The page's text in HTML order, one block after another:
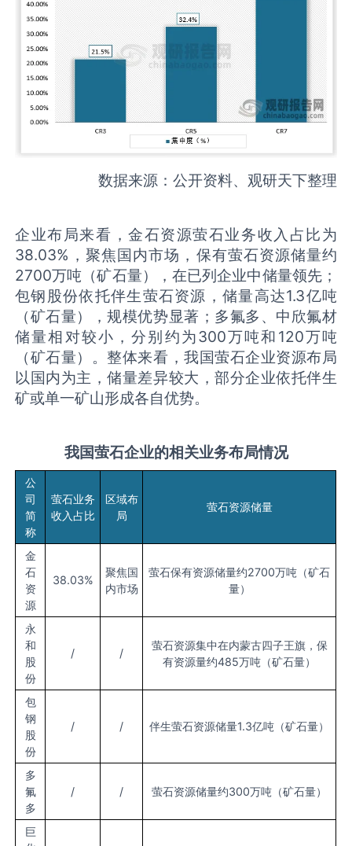
数据来源：公开资料、观研天下整理
企业布局来看，金石资源萤石业务收入占比为
38.03%，聚焦国内市场，保有萤石资源储量约
2700万吨（矿石量），在已列企业中储量领先；
包钢股份依托伴生萤石资源，储量高达1.3亿吨
（矿石量），规模优势显著；多氟多、中欣氟材
储量相对较小，分别约为300万吨和120万吨
（矿石量）。整体来看，我国萤石企业资源布局
以国内为主，储量差异较大，部分企业依托伴生
矿或单一矿山形成各自优势。
我国萤石企业的相关业务布局情况
公
司
简
称
萤石业务
收入占比
区域布
局
萤石资源储量
金
石
资
源
38.03%
聚焦国
内市场
萤石保有资源储量约2700万吨（矿石
量）
永
和
股
份
/ /
萤石资源集中在内蒙古四子王旗，保
有资源量约485万吨（矿石量）
包
钢
股
份
/ / 伴生萤石资源储量1.3亿吨（矿石量）
多
氟
多
/ / 萤石资源储量约300万吨（矿石量）
巨